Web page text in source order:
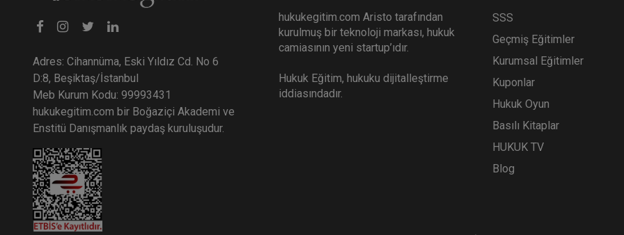
Adres: Cihannüma, Eski Yıldız Cd. No 6
D:8, Beşiktaş/İstanbul
Meb Kurum Kodu: 99993431
hukukegitim.com bir Boğaziçi Akademi ve
Enstitü Danışmanlık paydaş kuruluşudur.
hukukegitim.com Aristo tarafından
kurulmuş bir teknoloji markası, hukuk
camiasının yeni startup’ıdır.
Hukuk Eğitim, hukuku dijitalleştirme
iddiasındadır.
SSS
Geçmiş Eğitimler
Kurumsal Eğitimler
Kuponlar
Hukuk Oyun
Basılı Kitaplar
HUKUK TV
Blog